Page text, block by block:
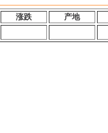
涨跌 产地